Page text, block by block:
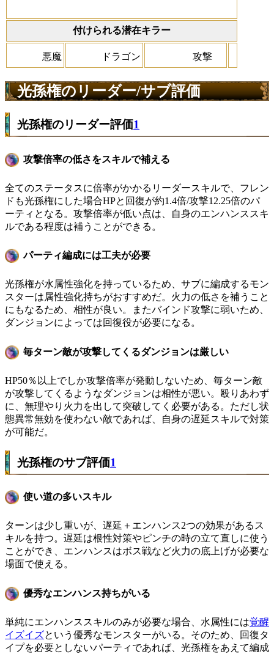
付けられる潜在キラー
悪魔 ドラゴン 攻撃
光孫権のリーダー/サブ評価
光孫権のリーダー評価1
攻撃倍率の低さをスキルで補える
全てのステータスに倍率がかかるリーダースキルで、フレン
ドも光孫権にした場合HPと回復が約1.4倍/攻撃12.25倍のパ
ーティとなる。攻撃倍率が低い点は、自身のエンハンススキ
ルである程度は補うことができる。
パーティ編成には工夫が必要
光孫権が水属性強化を持っているため、サブに編成するモン
スターは属性強化持ちがおすすめだ。火力の低さを補うこと
にもなるため、相性が良い。またバインド攻撃に弱いため、
ダンジョンによっては回復役が必要になる。
毎ターン敵が攻撃してくるダンジョンは厳しい
HP50％以上でしか攻撃倍率が発動しないため、毎ターン敵
が攻撃してくるようなダンジョンは相性が悪い。殴りあわず
に、無理やり火力を出して突破してく必要がある。ただし状
態異常無効を使わない敵であれば、自身の遅延スキルで対策
が可能だ。
光孫権のサブ評価1
使い道の多いスキル
ターンは少し重いが、遅延＋エンハンス2つの効果があるス
キルを持つ。遅延は根性対策やピンチの時の立て直しに使う
ことができ、エンハンスはボス戦など火力の底上げが必要な
場面で使える。
優秀なエンハンス持ちがいる
単純にエンハンススキルのみが必要な場合、水属性には覚醒
イズイズという優秀なモンスターがいる。そのため、回復タ
イプを必要としないパーティであれば、光孫権をあえて編成